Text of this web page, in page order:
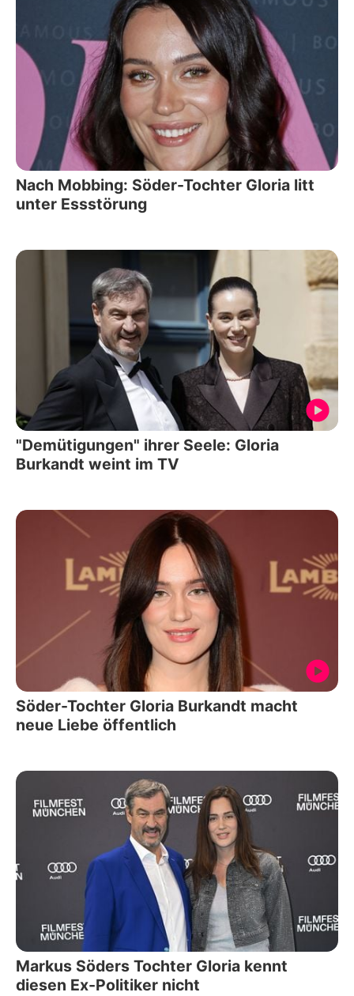
Nach Mobbing: Söder-Tochter Gloria litt
unter Essstörung
"Demütigungen" ihrer Seele: Gloria
Burkandt weint im TV
Söder-Tochter Gloria Burkandt macht
neue Liebe öffentlich
Markus Söders Tochter Gloria kennt
diesen Ex-Politiker nicht